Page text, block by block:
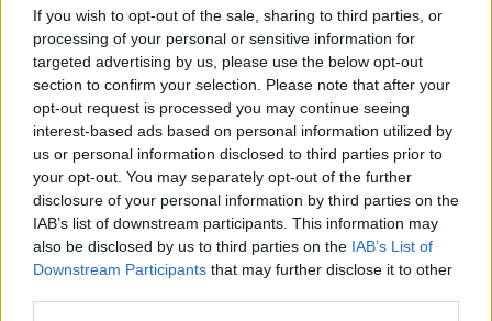
If you wish to opt-out of the sale, sharing to third parties, or
processing of your personal or sensitive information for
targeted advertising by us, please use the below opt-out
section to confirm your selection. Please note that after your
opt-out request is processed you may continue seeing
interest-based ads based on personal information utilized by
us or personal information disclosed to third parties prior to
your opt-out. You may separately opt-out of the further
disclosure of your personal information by third parties on the
IAB’s list of downstream participants. This information may
also be disclosed by us to third parties on the IAB’s List of
Downstream Participants that may further disclose it to other
December 2., advent első vasárnapja, prédikáció (C
egyházi év) Krisztusban kedves Testvéreim! Azt
olvastuk a szentleckében, hogy szentek legyetek. Ez
az Isten akarata.A mi világunk, a mi korunk mintha
teljesen elfelejtette volna azt a szót, hogy szent.
Teljesen ki akarja küszöbölni.…
B év, advent első vasárnapja,
prédikáció
vaczjenosjadmin•2011. november 26.